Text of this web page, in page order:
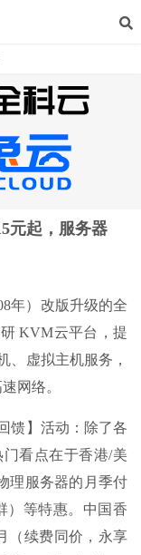
元起，服务器
年）改版升级的全
KVM云平台，提
、虚拟主机服务，
网络。
馈】活动：除了各
看点在于香港/美
理服务器的月季付
）等特惠。中国香
（续费同价，永享